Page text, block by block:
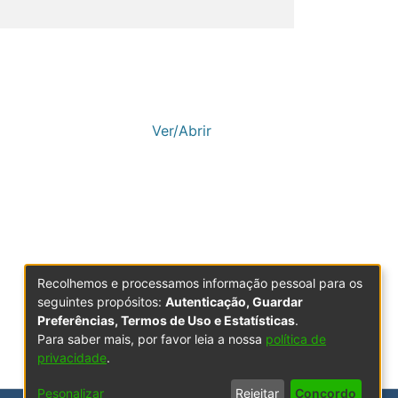
Ver/Abrir
Recolhemos e processamos informação pessoal para os
seguintes propósitos: Autenticação, Guardar
Preferências, Termos de Uso e Estatísticas.
Para saber mais, por favor leia a nossa política de
privacidade.
Pesonalizar Rejeitar Concordo